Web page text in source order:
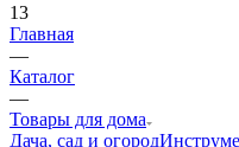
13
Главная
—
Каталог
—
Товары для дома
Дача, сад и огород